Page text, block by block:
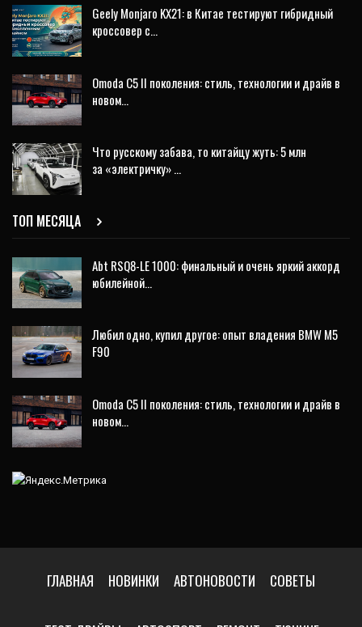
Geely Monjaro KX21: в Китае тестируют гибридный
кроссовер с…
Omoda C5 II поколения: стиль, технологии и драйв в
новом…
Что русскому забава, то китайцу жуть: 5 млн
за «электричку» …
ТОП МЕСЯЦА
Abt RSQ8-LE 1000: финальный и очень яркий аккорд
юбилейной…
Любил одно, купил другое: опыт владения BMW M5
F90
Omoda C5 II поколения: стиль, технологии и драйв в
новом…
ГЛАВНАЯ НОВИНКИ АВТОНОВОСТИ СОВЕТЫ